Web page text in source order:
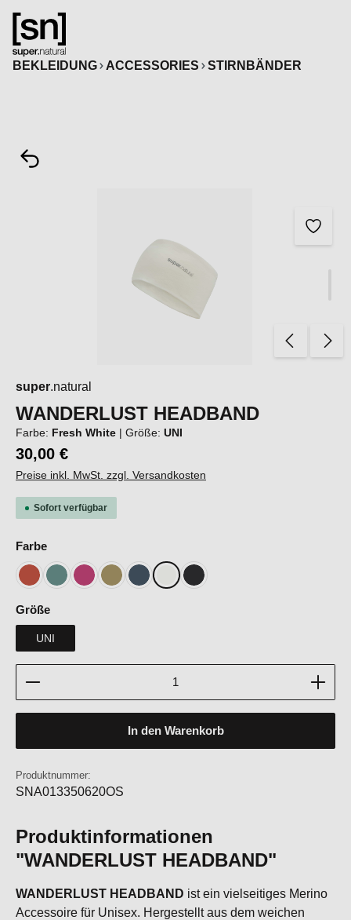
springen
BEKLEIDUNG ACCESSORIES STIRNBÄNDER
super.natural
WANDERLUST HEADBAND
Farbe: Fresh White | Größe: UNI
30,00 €
Preise inkl. MwSt. zzgl. Versandkosten
Sofort verfügbar
Farbeauswählen
Chilli Lagoon Green
Pinky Rose
SaharaBlueberryFresh White
Jet Black
Größeauswählen
UNI
Produkt Anzahl: Gib den gewünschten Wert ein
In den Warenkorb
Produktnummer:
SNA013350620OS
Produktinformationen
"WANDERLUST HEADBAND"
WANDERLUST HEADBAND ist ein vielseitiges Merino
Accessoire für Unisex. Hergestellt aus dem weichen